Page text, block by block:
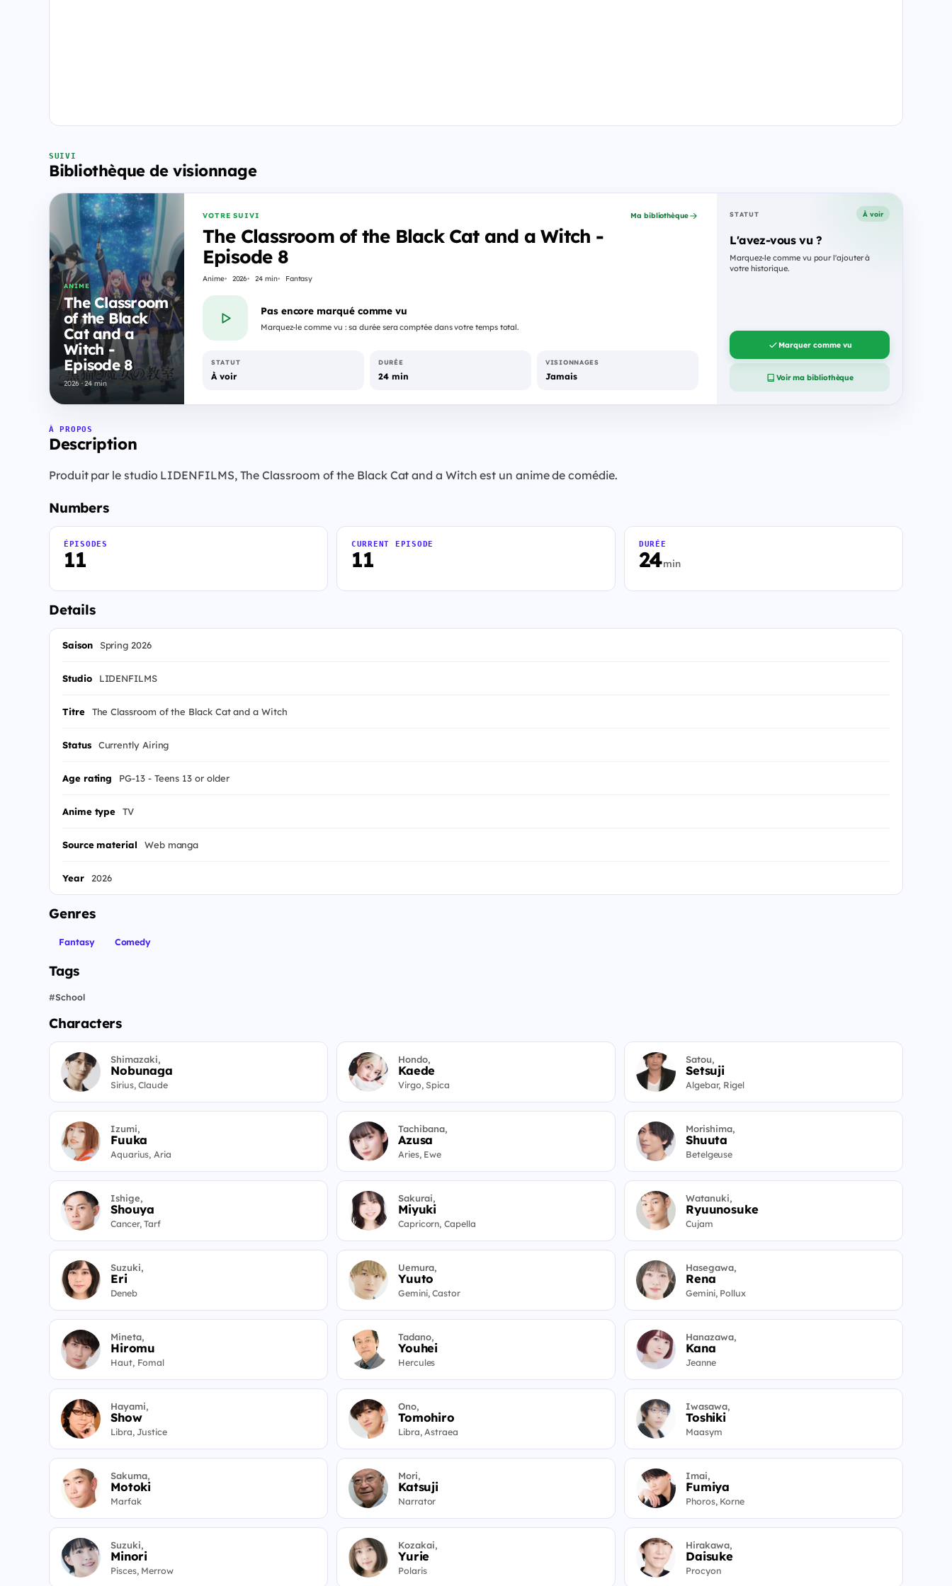
SUIVI
Bibliothèque de visionnage
ANIME
The Classroom
of the Black
Cat and a
Witch -
Episode 8
2026 · 24 min
VOTRE SUIVI
The Classroom of the Black Cat and a Witch -
Episode 8
Anime 2026 24 min Fantasy
Ma bibliothèque
Pas encore marqué comme vu
Marquez-le comme vu : sa durée sera comptée dans votre temps total.
STATUT
À voir
DURÉE
24 min
VISIONNAGES
Jamais
STATUT À voir
L'avez-vous vu ?
Marquez-le comme vu pour l'ajouter à
votre historique.
Marquer comme vu
Voir ma bibliothèque
À PROPOS
Description
Produit par le studio LIDENFILMS, The Classroom of the Black Cat and a Witch est un anime de comédie.
Numbers
11
ÉPISODES
11
CURRENT EPISODE
24min
DURÉE
Details
Saison Spring 2026
Studio LIDENFILMS
Titre The Classroom of the Black Cat and a Witch
Status Currently Airing
Age rating PG-13 - Teens 13 or older
Anime type TV
Source material Web manga
Year 2026
Genres
Fantasy Comedy
Tags
#School
Characters
Shimazaki,
Nobunaga
Sirius, Claude
Hondo,
Kaede
Virgo, Spica
Satou,
Setsuji
Algebar, Rigel
Izumi,
Fuuka
Aquarius, Aria
Tachibana,
Azusa
Aries, Ewe
Morishima,
Shuuta
Betelgeuse
Ishige,
Shouya
Cancer, Tarf
Sakurai,
Miyuki
Capricorn, Capella
Watanuki,
Ryuunosuke
Cujam
Suzuki,
Eri
Deneb
Uemura,
Yuuto
Gemini, Castor
Hasegawa,
Rena
Gemini, Pollux
Mineta,
Hiromu
Haut, Fomal
Tadano,
Youhei
Hercules
Hanazawa,
Kana
Jeanne
Hayami,
Show
Libra, Justice
Ono,
Tomohiro
Libra, Astraea
Iwasawa,
Toshiki
Maasym
Sakuma,
Motoki
Marfak
Mori,
Katsuji
Narrator
Imai,
Fumiya
Phoros, Korne
Suzuki,
Minori
Pisces, Merrow
Kozakai,
Yurie
Polaris
Hirakawa,
Daisuke
Procyon